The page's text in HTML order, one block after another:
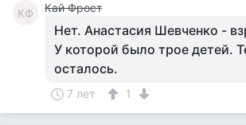
КФ Кай Фрост
Нет. Анастасия Шевченко -
У которой было трое детей.
осталось.
7 лет 1